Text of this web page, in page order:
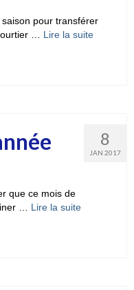
pour transférer
… Lire la suite­­
8
JAN 2017
que ce mois de
… Lire la suite­­